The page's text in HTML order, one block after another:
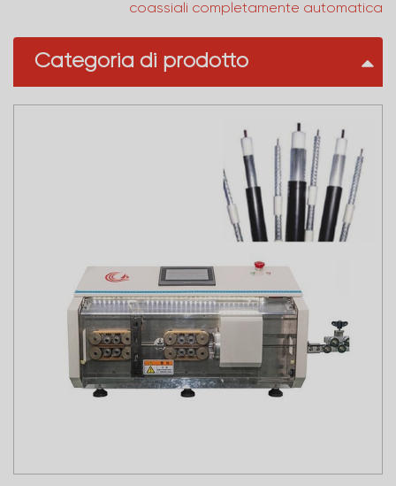
coassiali completamente automatica
Categoria di prodotto